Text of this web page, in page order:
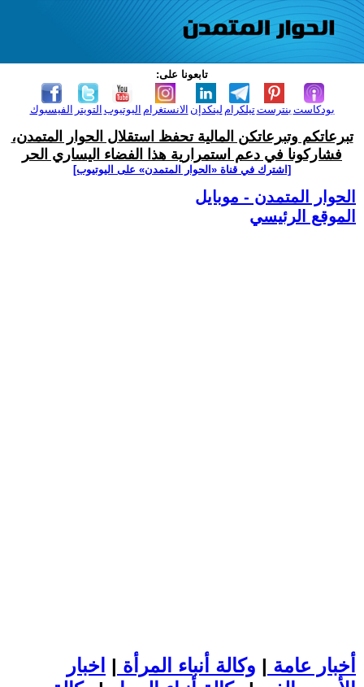
تابعونا على:
الفيسبوك التويتر اليوتيوب الانستغرام لينكدإن تيلكرامبنترست بودكاست
تبرعاتكم وتبرعاتكن المالية تحفظ استقلال الحوار المتمدن،
فشاركونا في دعم استمرارية هذا الفضاء اليساري الحر
[اشترك في قناة ‫«الحوار المتمدن» على اليوتيوب]
الحوار المتمدن - موبايل
الموقع الرئيسي
أخبار عامة | وكالة أنباء المرأة | اخبار